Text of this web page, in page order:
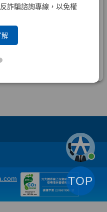
詐騙諮詢專線，以免權
解
TOP